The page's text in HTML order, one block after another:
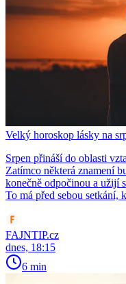
Velký horoskop lásky na
Srpen přináší do oblasti
Zatímco některá znamení
konečně odpočinou a užijí
To má před sebou setkání,
FAJNTIP.cz
dnes, 18:15
6 min